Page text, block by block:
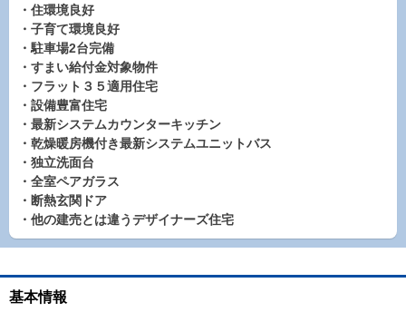
・住環境良好
・子育て環境良好
・駐車場2台完備
・すまい給付金対象物件
・フラット３５適用住宅
・設備豊富住宅
・最新システムカウンターキッチン
・乾燥暖房機付き最新システムユニットバス
・独立洗面台
・全室ペアガラス
・断熱玄関ドア
・他の建売とは違うデザイナーズ住宅
基本情報